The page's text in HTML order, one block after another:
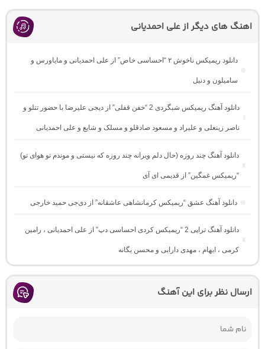
اهنگ های دیگر از علی احمدیانی
دانلود ریمیکس ناخوش ۲ “احساسی خاص” از علی احمدیانی و مایاورس و
سامیلون و دنیل
دانلود آهنگ ریمیکس شبگردی 2 “خفن قفلی” از دیجی علیرضا با حضور تتلو و
ناصر زینعلی و علیراد و مسعود صادقلو و مسلک و شایع و علی احمدیانی
دانلود آهنگ چند روزه (حال دلم ویرانه چند روزه که نیستی و موندم تو هوای تو)
“ریمیکس غمگین” از قدیمی ای آی
دانلود آهنگ عشق “ریمیکس کرمانشاهی عاشقانه” از دی‌جی حمید خارجی
دانلود آهنگ تراپی 2 “ریمیکس کردی احساسی دپ” از علی احمدیانی ، رامین
کرمی ، ایهام ، مهدی دارابی و محسن یگانه
ارسال نظر برای این آهنگ